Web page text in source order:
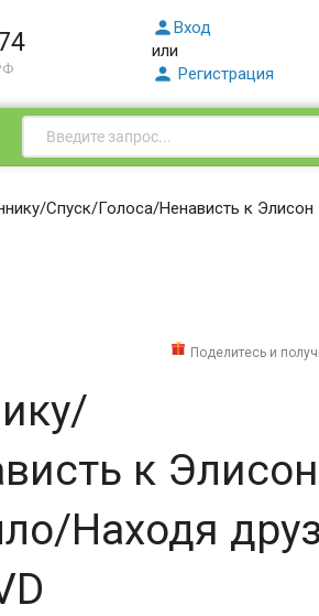
Вход
или
 Регистрация
Спуск/Голоса/Ненависть к
Поделитесь и
к
Находя